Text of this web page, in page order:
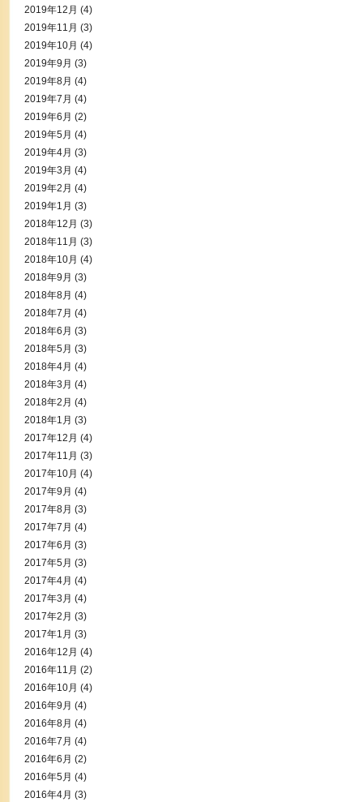
2019年12月 (4)
2019年11月 (3)
2019年10月 (4)
2019年9月 (3)
2019年8月 (4)
2019年7月 (4)
2019年6月 (2)
2019年5月 (4)
2019年4月 (3)
2019年3月 (4)
2019年2月 (4)
2019年1月 (3)
2018年12月 (3)
2018年11月 (3)
2018年10月 (4)
2018年9月 (3)
2018年8月 (4)
2018年7月 (4)
2018年6月 (3)
2018年5月 (3)
2018年4月 (4)
2018年3月 (4)
2018年2月 (4)
2018年1月 (3)
2017年12月 (4)
2017年11月 (3)
2017年10月 (4)
2017年9月 (4)
2017年8月 (3)
2017年7月 (4)
2017年6月 (3)
2017年5月 (3)
2017年4月 (4)
2017年3月 (4)
2017年2月 (3)
2017年1月 (3)
2016年12月 (4)
2016年11月 (2)
2016年10月 (4)
2016年9月 (4)
2016年8月 (4)
2016年7月 (4)
2016年6月 (2)
2016年5月 (4)
2016年4月 (3)